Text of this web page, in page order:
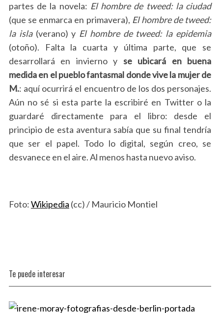
partes de la novela: El hombre de tweed: la ciudad
(que se enmarca en primavera), El hombre de tweed:
la isla(verano) y El hombre de tweed: la epidemia
(otoño). Falta la cuarta y última parte, que se
desarrollará en invierno y se ubicará en buena
medida en el pueblo fantasmal donde vive la mujer de
M.: aquí ocurrirá el encuentro de los dos personajes.
Aún no sé si esta parte la escribiré en Twitter o la
guardaré directamente para el libro: desde el
principio de esta aventura sabía que su final tendría
que ser el papel. Todo lo digital, según creo, se
desvanece en el aire. Al menos hasta nuevo aviso.
Foto:Wikipedia (cc) / Mauricio Montiel
Te puede interesar